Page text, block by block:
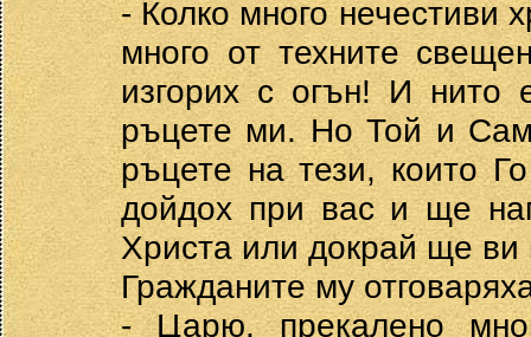
- Колко много нечестиви
много от техните
изгорих с огън! И нито
ръцете ми. Но Той и
ръцете на тези, които
дойдох при вас и ще
Христа или докрай ще ви
Гражданите му
- Царю, прекалено